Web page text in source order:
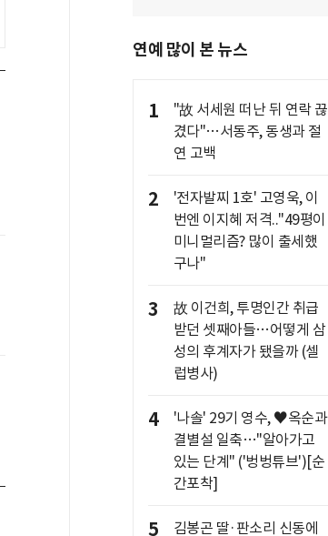
연예 많이 본 뉴스
1
"故 서세원 떠난 뒤 연락 끊
겼다"…서동주, 동생과 절
연 고백
2
'전자발찌 1호' 고영욱, 이
번엔 이지혜 저격.."49평이
미니멀리즘? 많이 출세했
구나"
3
故 이건희, 투명인간 취급
받던 셋째아들…어떻게 삼
성의 후계자가 됐을까 (셀
럽병사)
4
'나솔' 29기 영수, ♥옥순과
결별설 일축…"알아가고
있는 단계" ('벙벙튜브')[순
간포착]
5 김봉곤 딸·판소리 신동에